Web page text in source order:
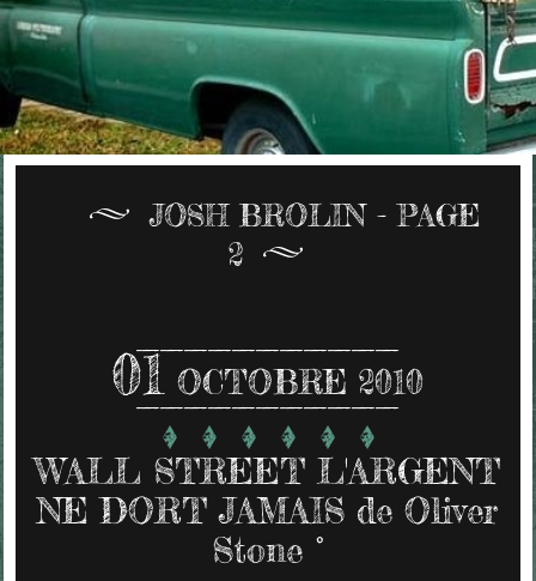
JOSH BROLIN - PAGE
2
01 OCTOBRE 2010
WALL STREET L'ARGENT
NE DORT JAMAIS de Oliver
Stone °